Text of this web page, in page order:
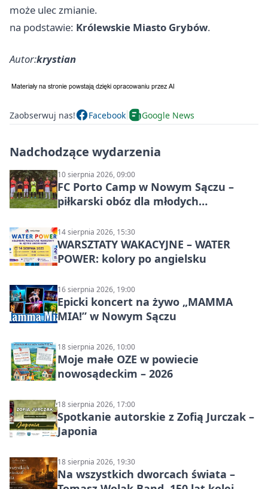
może ulec zmianie.
na podstawie: Królewskie Miasto Grybów.
Autor:krystian
Zaobserwuj nas! Facebook Google News
Nadchodzące wydarzenia
10 sierpnia 2026, 09:00
FC Porto Camp w Nowym Sączu –
piłkarski obóz dla młodych
14 sierpnia 2026, 15:30
WARSZTATY WAKACYJNE – WATER
POWER: kolory po angielsku
16 sierpnia 2026, 19:00
Epicki koncert na żywo „MAMMA
MIA!” w Nowym Sączu
18 sierpnia 2026, 10:00
Moje małe OZE w powiecie
nowosądeckim – 2026
18 sierpnia 2026, 17:00
Spotkanie autorskie z Zofią Jurczak –
Japonia
18 sierpnia 2026, 19:30
Na wszystkich dworcach świata –